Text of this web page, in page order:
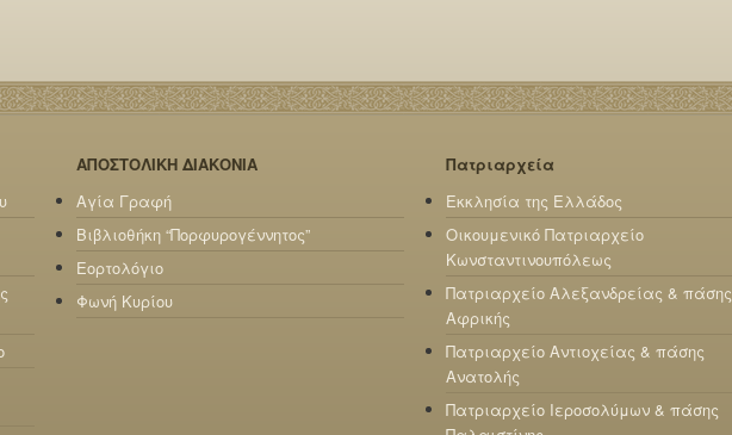
ΑΠΟΣΤΟΛΙΚΗ ΔΙΑΚΟΝΙΑ
Αγία Γραφή
Βιβλιοθήκη “Πορφυρογέννητος”
Εορτολόγιο
Φωνή Κυρίου
Πατριαρχεία
Εκκλησία της Ελλάδος
Οικουμενικό Πατριαρχείο
Κωνσταντινουπόλεως
Πατριαρχείο Αλεξανδρείας & πάσης
Αφρικής
Πατριαρχείο Αντιοχείας & πάσης
Ανατολής
Πατριαρχείο Ιεροσολύμων & πάσης